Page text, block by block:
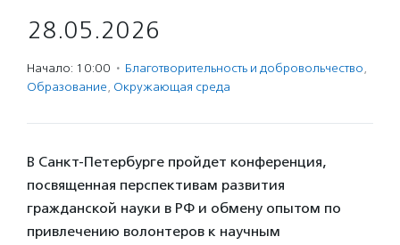
28.05.2026
Начало: 10:00 · Благотвори­тель­ность и доброволь­чест­во,
Образование, Окружающая среда
В Санкт-Петербурге пройдет конференция,
посвященная перспективам развития
гражданской науки в РФ и обмену опытом по
привлечению волонтеров к научным